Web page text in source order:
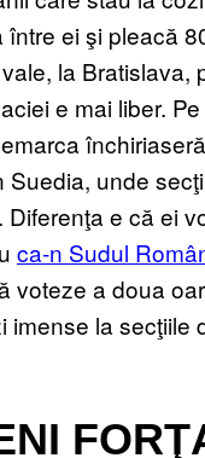
ei şi pleacă
la Bratislava,
e mai liber.
Suedia, unde
Diferenţa e că ei
ca-n ​Sudul
voteze a doua
imense la secţiile